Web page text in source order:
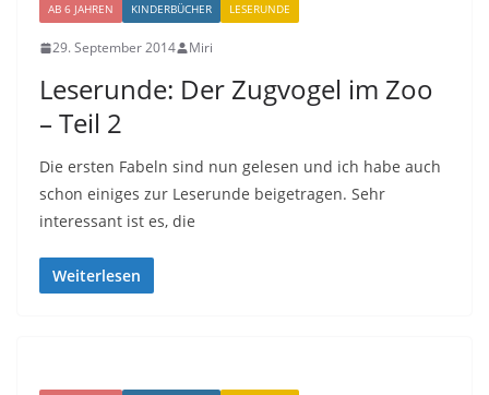
AB 6 JAHREN KINDERBÜCHER LESERUNDE
29. September 2014 Miri
Leserunde: Der Zugvogel im Zoo
– Teil 2
Die ersten Fabeln sind nun gelesen und ich habe auch
schon einiges zur Leserunde beigetragen. Sehr
interessant ist es, die
Weiterlesen